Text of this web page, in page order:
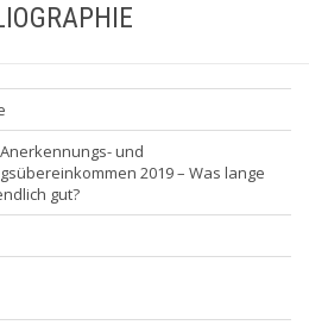
und
2019 – Was lange
gut?